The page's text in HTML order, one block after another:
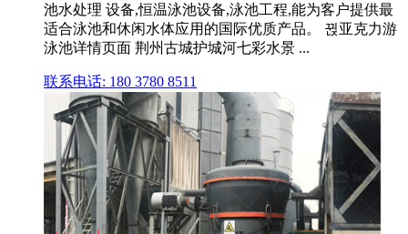
池水处理 设备,恒温泳池设备,泳池工程,能为客户提供最
适合泳池和休闲水体应用的国际优质产品。 뀑亚克力游
泳池详情页面 荆州古城护城河七彩水景 ...
联系电话: 180 3780 8511